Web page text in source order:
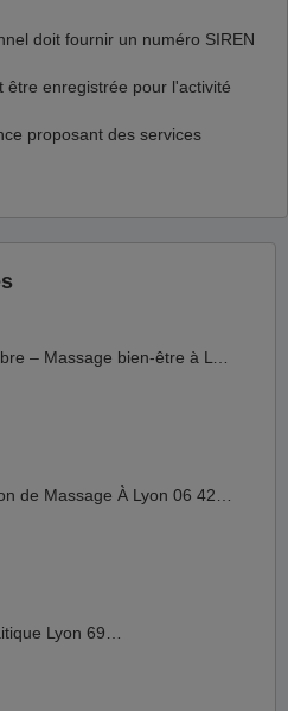
doit fournir un numéro SIREN
être enregistrée pour l'activité
proposant des services